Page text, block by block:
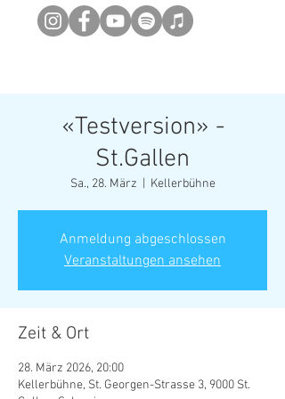
«Testversion» -
St.Gallen
Sa., 28. März Kellerbühne
Anmeldung abgeschlossen
Veranstaltungen ansehen
Zeit & Ort
28. März 2026, 20:00
Kellerbühne, St. Georgen-Strasse 3, 9000 St.